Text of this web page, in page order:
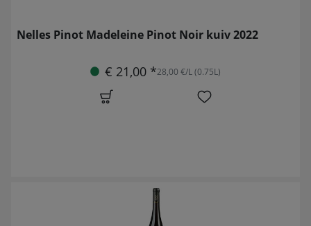
Nelles Pinot Madeleine Pinot Noir kuiv 2022
€ 21,00 *28,00 €/L (0.75L)